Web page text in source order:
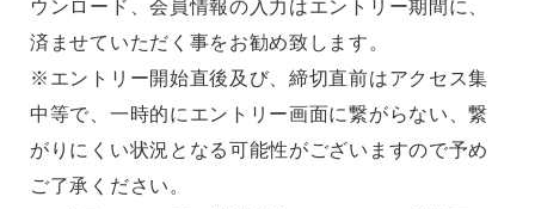
ウンロード、会員情報の入力はエントリー期間に、
済ませていただく事をお勧め致します。
※エントリー開始直後及び、締切直前はアクセス集
中等で、一時的にエントリー画面に繋がらない、繋
がりにくい状況となる可能性がございますので予め
ご了承ください。